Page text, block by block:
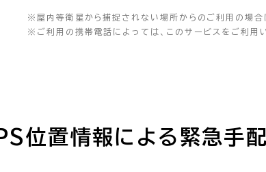
※ 屋内等衛星から捕捉されない場所からのご利用の場合
※ ご利用の携帯電話によっては、このサービスをご利用
位置情報による緊急手